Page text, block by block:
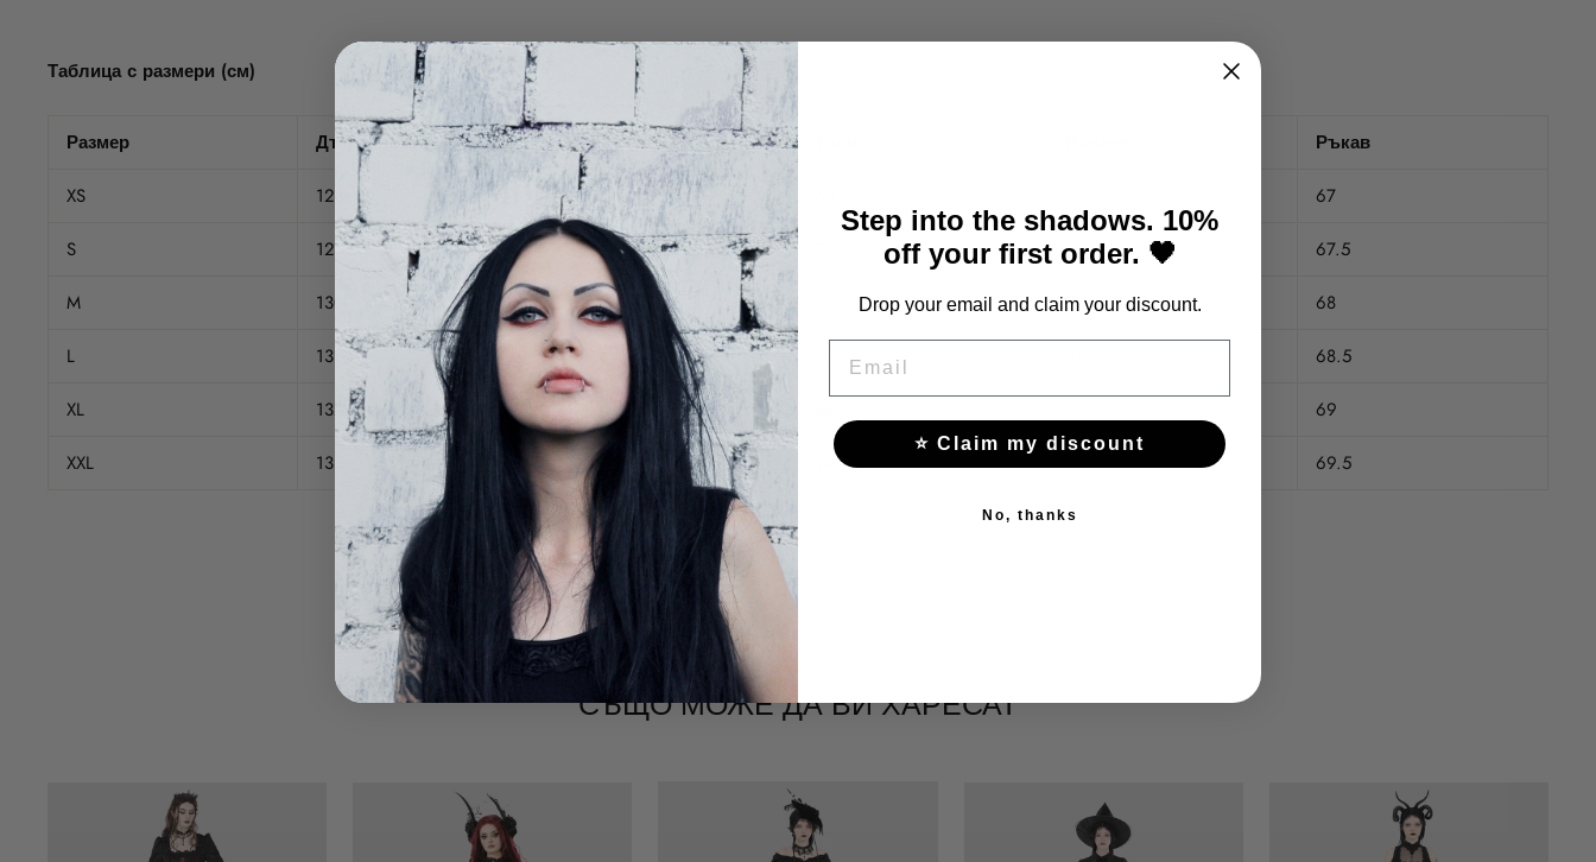
Таблица с размери (см)
Размер Дължина гръб Гръдна обиколка Ръкав
XS 128 88 67
S 129 92 34 67.5
M 130 97 35.5 68
L 131 102 68.5
XL 132 108 69
XXL 133 114 94 41 69.5
СЪЩО МОЖЕ ДА ВИ ХАРЕСАТ
Step into the shadows. 10%
off your first order. 🖤
Drop your email and claim your discount.
⭐ Claim my discount
No, thanks